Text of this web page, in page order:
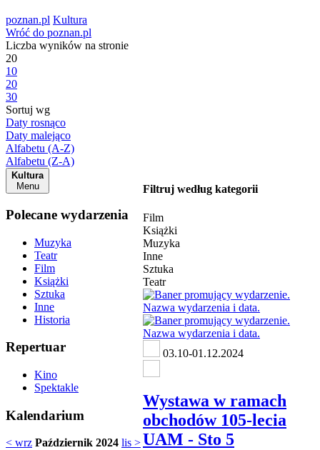
poznan.pl Kultura
Wróć do poznan.pl
Liczba wyników na stronie
20
10
20
30
Sortuj wg
Daty rosnąco
Daty malejąco
Alfabetu (A-Z)
Alfabetu (Z-A)
Kultura
Menu
Polecane wydarzenia
Muzyka
Teatr
Film
Książki
Sztuka
Inne
Historia
Repertuar
Kino
Spektakle
Kalendarium
< wrz Październik 2024 lis >
Filtruj według kategorii
Film
Książki
Muzyka
Inne
Sztuka
Teatr
03.10-01.12.2024
Wystawa w ramach
obchodów 105-lecia
UAM - Sto 5